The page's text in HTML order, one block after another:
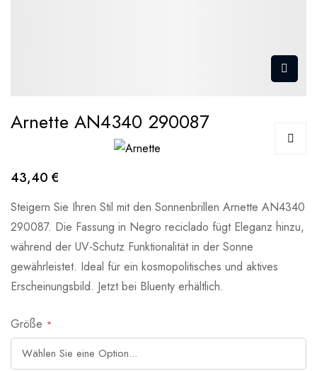
Arnette AN4340 290087
43,40 €
Steigern Sie Ihren Stil mit den Sonnenbrillen Arnette AN4340
290087. Die Fassung in Negro reciclado fügt Eleganz hinzu,
während der UV-Schutz Funktionalität in der Sonne
gewährleistet. Ideal für ein kosmopolitisches und aktives
Erscheinungsbild. Jetzt bei Bluenty erhältlich.
Größe